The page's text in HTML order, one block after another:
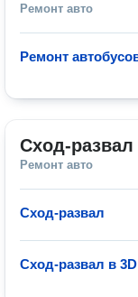
Ремонт авто
Ремонт
Сход-развал
Ремонт авто
Сход-развал
Сход-развал в 3D